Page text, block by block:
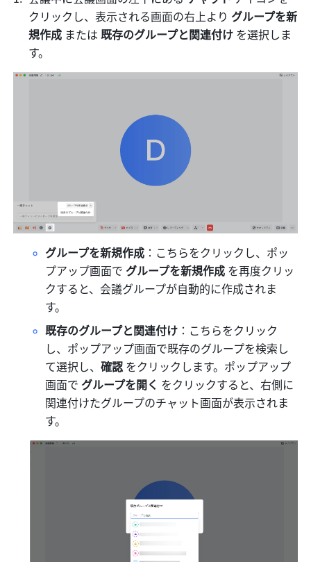
クリックし、表示される画面の右上より グループを新
規作成 または 既存のグループと関連付け を選択しま
す。
グループを新規作成 ：こちらをクリックし、ポッ
プアップ画面で グループを新規作成 を再度クリッ
クすると、会議グループが自動的に作成されま
す。
既存のグループと関連付け ：こちらをクリック
し、ポップアップ画面で既存のグループを検索し
て選択し、確認 をクリックします。ポップアップ
画面で グループを開く をクリックすると、右側に
関連付けたグループのチャット画面が表示されま
す。